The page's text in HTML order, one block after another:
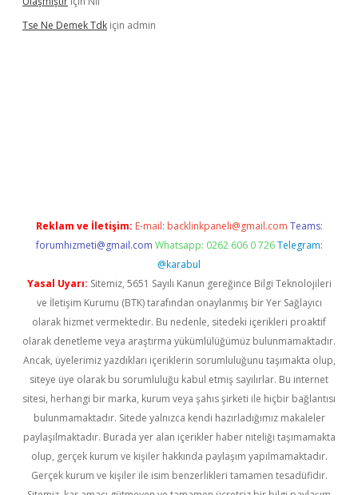
Tse Ne Demek Tdk için admin
Reklam ve İletişim: E-mail: backlinkpaneli@gmail.com Teams:
forumhizmeti@gmail.com Whatsapp: 0262 606 0 726 Telegram:
@karabul
Yasal Uyarı: Sitemiz, 5651 Sayılı Kanun gereğince Bilgi Teknolojileri
ve İletişim Kurumu (BTK) tarafından onaylanmış bir Yer Sağlayıcı
olarak hizmet vermektedir. Bu nedenle, sitedeki içerikleri proaktif
olarak denetleme veya araştırma yükümlülüğümüz bulunmamaktadır.
Ancak, üyelerimiz yazdıkları içeriklerin sorumluluğunu taşımakta olup,
siteye üye olarak bu sorumluluğu kabul etmiş sayılırlar. Bu internet
sitesi, herhangi bir marka, kurum veya şahıs şirketi ile hiçbir bağlantısı
bulunmamaktadır. Sitede yalnızca kendi hazırladığımız makaleler
paylaşılmaktadır. Burada yer alan içerikler haber niteliği taşımamakta
olup, gerçek kurum ve kişiler hakkında paylaşım yapılmamaktadır.
Gerçek kurum ve kişiler ile isim benzerlikleri tamamen tesadüfidir.